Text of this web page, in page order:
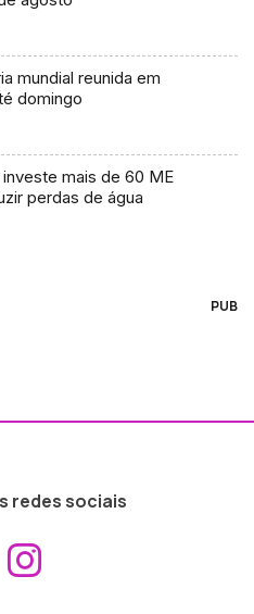
mundial reunida em
domingo
mais de 60 ME
perdas de água
PUB
redes sociais
Aceder ao